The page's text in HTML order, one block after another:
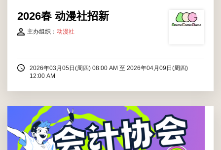
2026春 动漫社招新
主办组织： 动漫社
2026年03月05日(周四) 08:00 AM 至 2026年04月09日(周四)
12:00 AM
本次活动，会计协会将邀请马允教授带来商科知识分享。不仅如
此，为助力会计专业 学子清晰规划学业与职业发展路径，本次活